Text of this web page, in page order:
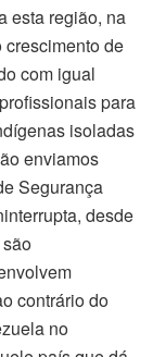
esta região, na
crescimento de
com igual
para
isoladas
enviamos
Segurança
desde
contrário do
no